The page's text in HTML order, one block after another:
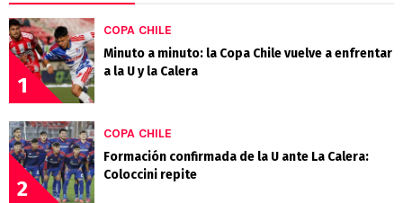
1
COPA CHILE
Minuto a minuto: la Copa Chile vuelve a enfrentar
a la U y la Calera
2
COPA CHILE
Formación confirmada de la U ante La Calera:
Coloccini repite